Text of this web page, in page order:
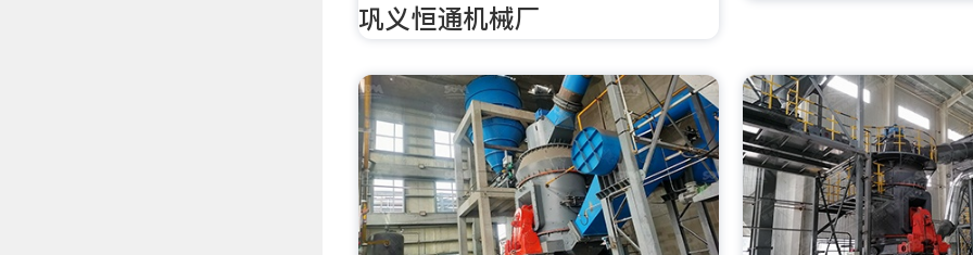
巩义恒通机械厂